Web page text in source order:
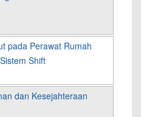
pada Perawat Rumah
Shift
dan Kesejahteraan